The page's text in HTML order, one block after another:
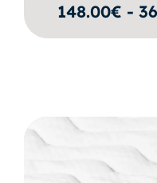
148.00€ -